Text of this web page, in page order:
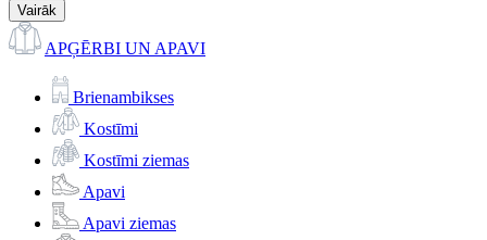
Vairāk
APĢĒRBI UN APAVI
Brienambikses
Kostīmi
Kostīmi ziemas
Apavi
Apavi ziemas